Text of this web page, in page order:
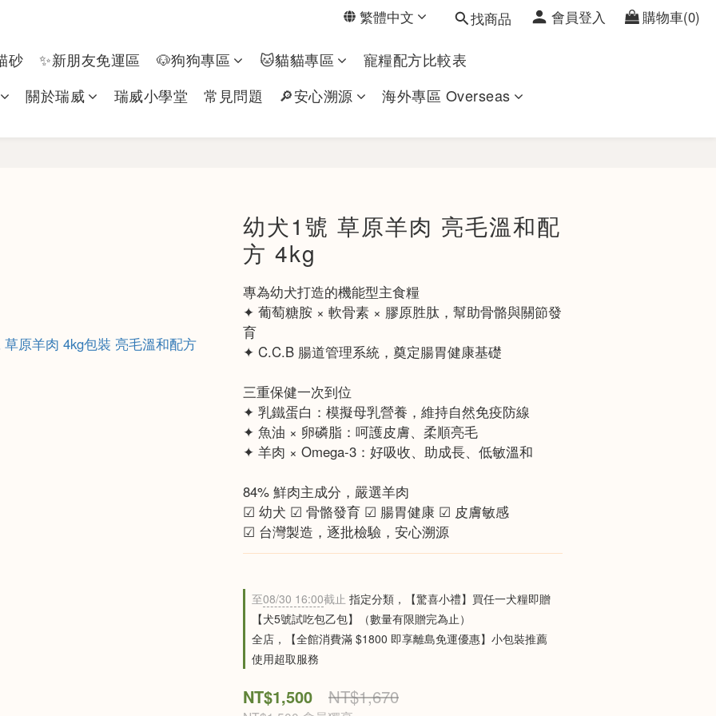
繁體中文 找商品 會員登入 購物車(0)
砂 ✨新朋友免運區 🐶狗狗專區​ 🐱貓貓專區
寵糧配方比較表
關於瑞威
瑞威小學堂 常見問題 🔎安心溯源 海外專區 Overseas
幼犬1號 草原羊肉 亮毛溫和配
方 4kg
專為幼犬打造的機能型主食糧
✦ 葡萄糖胺 × 軟骨素 × 膠原胜肽，幫助骨骼與關節發
育
✦ C.C.B 腸道管理系統，奠定腸胃健康基礎
三重保健一次到位
✦ 乳鐵蛋白：模擬母乳營養，維持自然免疫防線
✦ 魚油 × 卵磷脂：呵護皮膚、柔順亮毛
✦ 羊肉 × Omega-3：好吸收、助成長、低敏溫和
84% 鮮肉主成分，嚴選羊肉
☑ 幼犬 ☑ 骨骼發育 ☑ 腸胃健康 ☑ 皮膚敏感
☑ 台灣製造，逐批檢驗，安心溯源
至08/30 16:00截止 指定分類，【驚喜小禮】買任一犬糧即贈
【犬5號試吃包乙包】（數量有限贈完為止）
全店，【全館消費滿 $1800 即享離島免運優惠】小包裝推薦
使用超取服務
NT$1,500 NT$1,670